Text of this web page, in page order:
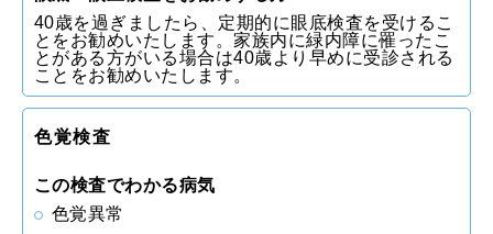
40歳を過ぎましたら、定期的に眼底検査を受けるこ
とをお勧めいたします。家族内に緑内障に罹ったこ
とがある方がいる場合は40歳より早めに受診される
ことをお勧めいたします。
色覚検査
この検査でわかる病気
色覚異常